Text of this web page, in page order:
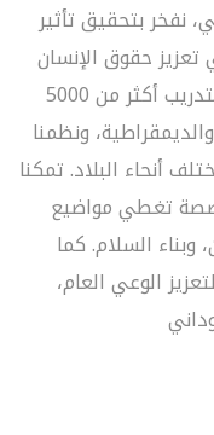
نفخر بتحقيق تأثير
حقوق الإنسان
والديمقراطية في السودان. لقد قمنا بتدريب أكثر من 5000
ونظمنا
أنحاء البلاد. تمكنا
متخصصة تغطي مواضيع
وبناء السلام. كما
لتعزيز الوعي العام،